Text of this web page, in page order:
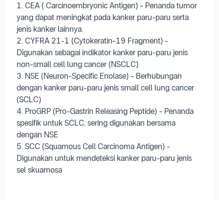
1. CEA ( Carcinoembryonic Antigen) - Penanda tumor
yang dapat meningkat pada kanker paru-paru serta
jenis kanker lainnya.
2. CYFRA 21-1 (Cytokeratin-19 Fragment) -
Digunakan sebagai indikator kanker paru-paru jenis
non-small cell lung cancer (NSCLC)
3. NSE (Neuron-Specific Enolase) - Berhubungan
dengan kanker paru-paru jenis small cell lung cancer
(SCLC)
4. ProGRP (Pro-Gastrin Releasing Peptide) - Penanda
spesifik untuk SCLC, sering digunakan bersama
dengan NSE
5. SCC (Squamous Cell Carcinoma Antigen) -
Digunakan untuk mendeteksi kanker paru-paru jenis
sel skuamosa